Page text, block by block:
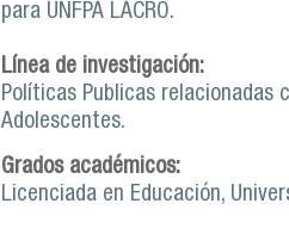
para UNFPA LACRO.
Línea de investigación:
Políticas Publicas relacionadas
Adolescentes.
Grados académicos:
Licenciada en Educación,